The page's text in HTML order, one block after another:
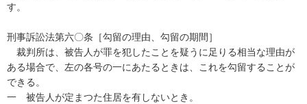
す。
刑事訴訟法第六〇条［勾留の理由、勾留の期間］
裁判所は、被告人が罪を犯したことを疑うに足りる相当な理由が
ある場合で、左の各号の一にあたるときは、これを勾留することが
できる。
一　被告人が定まつた住居を有しないとき。